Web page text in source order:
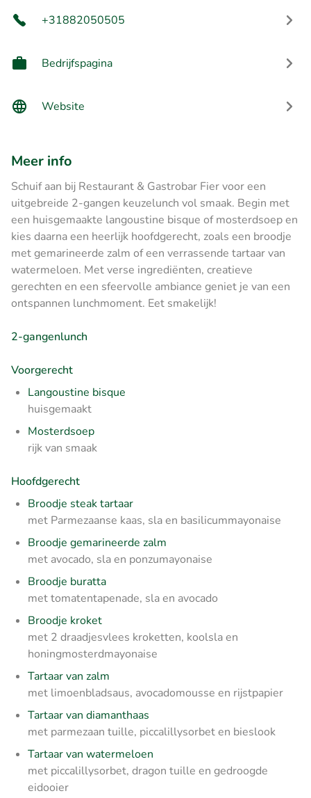
+31882050505
Bedrijfspagina
Website
Meer info
Schuif aan bij Restaurant & Gastrobar Fier voor een
uitgebreide 2-gangen keuzelunch vol smaak. Begin met
een huisgemaakte langoustine bisque of mosterdsoep en
kies daarna een heerlijk hoofdgerecht, zoals een broodje
met gemarineerde zalm of een verrassende tartaar van
watermeloen. Met verse ingrediënten, creatieve
gerechten en een sfeervolle ambiance geniet je van een
ontspannen lunchmoment. Eet smakelijk!
2-gangenlunch
Voorgerecht
Langoustine bisque
huisgemaakt
Mosterdsoep
rijk van smaak
Hoofdgerecht
Broodje steak tartaar
met Parmezaanse kaas, sla en basilicummayonaise
Broodje gemarineerde zalm
met avocado, sla en ponzumayonaise
Broodje buratta
met tomatentapenade, sla en avocado
Broodje kroket
met 2 draadjesvlees kroketten, koolsla en
honingmosterdmayonaise
Tartaar van zalm
met limoenbladsaus, avocadomousse en rijstpapier
Tartaar van diamanthaas
met parmezaan tuille, piccalillysorbet en bieslook
Tartaar van watermeloen
met piccalillysorbet, dragon tuille en gedroogde
eidooier